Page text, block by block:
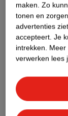
Nature
Bestel &
maken. Zo
tonen en
advertenties
accepteert. Je
intrekken. Meer
verwerken lees